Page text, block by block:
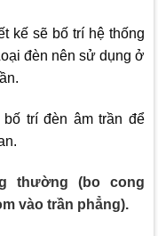
kế sẽ bố trí hệ thống
đèn nên sử dụng ở
trí đèn âm trần để
thường (bo cong
vào trần phẳng).